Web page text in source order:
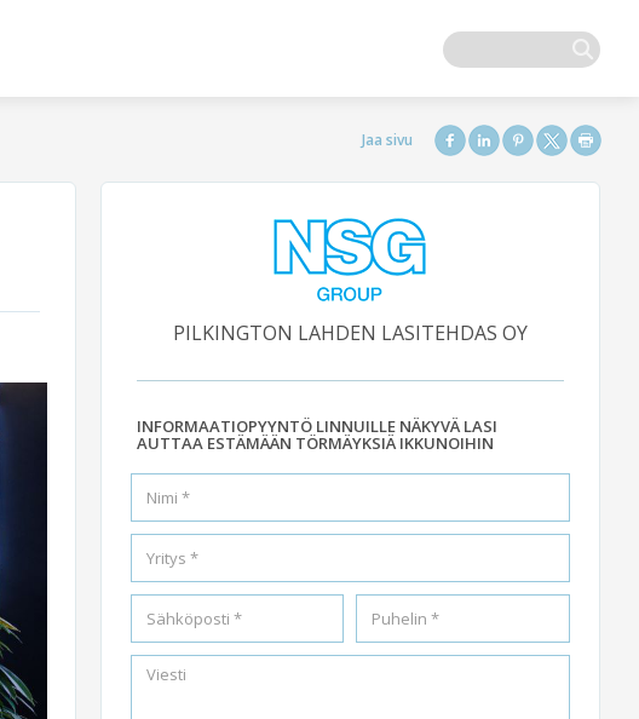
PILKINGTON LAHDEN LASITEHDAS OY
INFORMAATIOPYYNTÖ LINNUILLE NÄKYVÄ LASI
AUTTAA ESTÄMÄÄN TÖRMÄYKSIÄ IKKUNOIHIN